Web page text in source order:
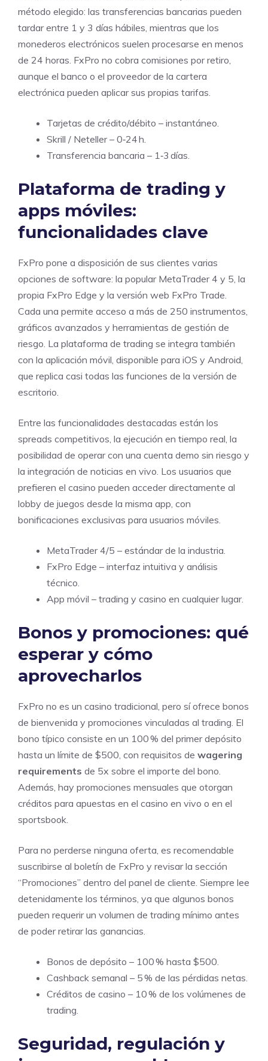
método elegido: las transferencias bancarias pueden
tardar entre 1 y 3 días hábiles, mientras que los
monederos electrónicos suelen procesarse en menos
de 24 horas. FxPro no cobra comisiones por retiro,
aunque el banco o el proveedor de la cartera
electrónica pueden aplicar sus propias tarifas.
Tarjetas de crédito/débito – instantáneo.
Skrill / Neteller – 0‑24 h.
Transferencia bancaria – 1‑3 días.
Plataforma de trading y
apps móviles:
funcionalidades clave
FxPro pone a disposición de sus clientes varias
opciones de software: la popular MetaTrader 4 y 5, la
propia FxPro Edge y la versión web FxPro Trade.
Cada una permite acceso a más de 250 instrumentos,
gráficos avanzados y herramientas de gestión de
riesgo. La plataforma de trading se integra también
con la aplicación móvil, disponible para iOS y Android,
que replica casi todas las funciones de la versión de
escritorio.
Entre las funcionalidades destacadas están los
spreads competitivos, la ejecución en tiempo real, la
posibilidad de operar con una cuenta demo sin riesgo y
la integración de noticias en vivo. Los usuarios que
prefieren el casino pueden acceder directamente al
lobby de juegos desde la misma app, con
bonificaciones exclusivas para usuarios móviles.
MetaTrader 4/5 – estándar de la industria.
FxPro Edge – interfaz intuitiva y análisis
técnico.
App móvil – trading y casino en cualquier lugar.
Bonos y promociones: qué
esperar y cómo
aprovecharlos
FxPro no es un casino tradicional, pero sí ofrece bonos
de bienvenida y promociones vinculadas al trading. El
bono típico consiste en un 100 % del primer depósito
hasta un límite de $500, con requisitos de wagering
requirements de 5x sobre el importe del bono.
Además, hay promociones mensuales que otorgan
créditos para apuestas en el casino en vivo o en el
sportsbook.
Para no perderse ninguna oferta, es recomendable
suscribirse al boletín de FxPro y revisar la sección
“Promociones” dentro del panel de cliente. Siempre lee
detenidamente los términos, ya que algunos bonos
pueden requerir un volumen de trading mínimo antes
de poder retirar las ganancias.
Bonos de depósito – 100 % hasta $500.
Cashback semanal – 5 % de las pérdidas netas.
Créditos de casino – 10 % de los volúmenes de
trading.
Seguridad, regulación y